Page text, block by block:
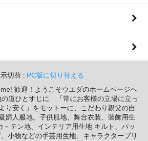
切替 : PC版に切り替える
歓迎！ようこそウエダのホームページへ
道ひとすじに 「常にお客様の立場に立っ
り安く」をモットーに、こだわり親父の自
婦人服地、子供服地、舞台衣装、装飾用生
－テン地、インテリア用生地 キルト、パッ
小物などの手芸用生地、キャラクタープリ